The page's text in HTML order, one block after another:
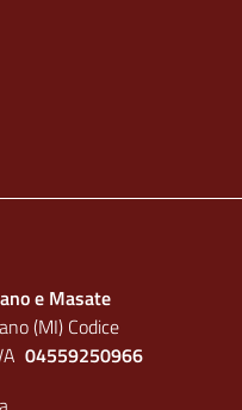
e Masate
(MI) Codice
04559250966